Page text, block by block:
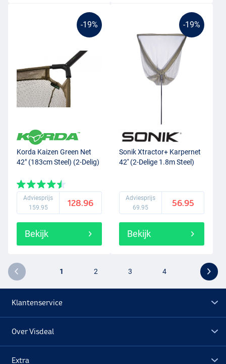
-19%
Korda Kaizen Green Net
42" (183cm Steel) (2-Delig)
Adviesprijs
159.95
128.96
Bekijk
-19%
Sonik Xtractor+ Karpernet
42'' (2-Delige 1.8m Steel)
Adviesprijs
69.95
56.95
Bekijk
1 2 3 4
Klantenservice
Over Visdeal
Extra